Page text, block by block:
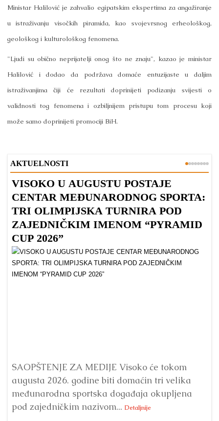
Ministar Halilović je zahvalio egipatskim ekspertima za angažiranje
u istraživanju visočkih piramida, kao svojevrsnog erheološkog,
geološkog i kulturološkog fenomena.
"Ljudi su obično neprijatelji onog što ne znaju", kazao je ministar
Halilović i dodao da podržava domaće entuzijaste u daljim
istraživanjima čiji će rezultati doprinijeti podizanju svijesti o
validnosti tog fenomena i ozbiljnijem pristupu tom procesu koji
može samo doprinijeti promociji BiH.
AKTUELNOSTI
VISOKO U AUGUSTU POSTAJE
CENTAR MEĐUNARODNOG SPORTA:
TRI OLIMPIJSKA TURNIRA POD
ZAJEDNIČKIM IMENOM “PYRAMID
CUP 2026”
SAOPŠTENJE ZA MEDIJE Visoko će tokom
augusta 2026. godine biti domaćin tri velika
međunarodna sportska događaja okupljena
pod zajedničkim nazivom... Detaljnije